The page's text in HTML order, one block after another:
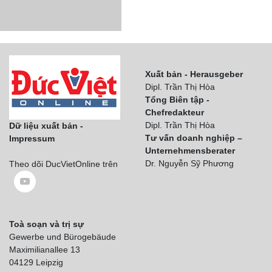
Dữ liệu xuất bản -
Impressum
Theo dõi DucVietOnline trên
Xuất bản - Herausgeber
Dipl. Trần Thị Hòa
Tổng Biên tập -
Chefredakteur
Dipl. Trần Thị Hòa
Tư vấn doanh nghiệp –
Unternehmensberater
Dr. Nguyễn Sỹ Phương
Toà soạn và trị sự
Gewerbe und Bürogebäude
Maximilianallee 13
04129 Leipzig